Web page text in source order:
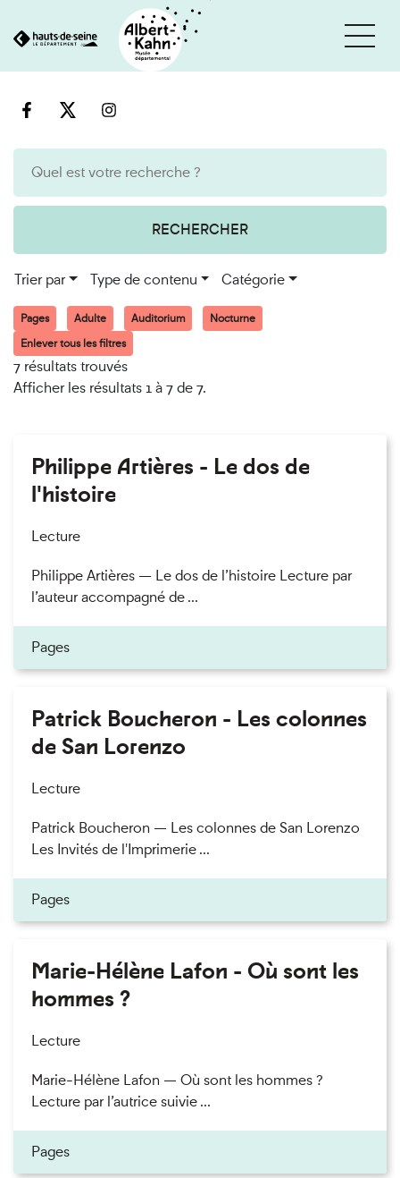
au
RECHERCHER
Trier par Type de contenu Catégorie
Pages Adulte Auditorium
Nocturne
Enlever tous les filtres
7 résultats trouvés
Afficher les résultats 1 à 7 de 7.
Philippe Artières - Le dos de
l'histoire
Lecture
Philippe Artières — Le dos de l’histoire Lecture par
l’auteur accompagné de ...
Pages
Patrick Boucheron - Les colonnes
de San Lorenzo
Lecture
Patrick Boucheron — Les colonnes de San Lorenzo
Les Invités de l'Imprimerie ...
Pages
Marie-Hélène Lafon - Où sont les
hommes ?
Lecture
Marie-Hélène Lafon — Où sont les hommes ?
Lecture par l’autrice suivie ...
Pages
Cookies et traceurs utilisés sur ce site